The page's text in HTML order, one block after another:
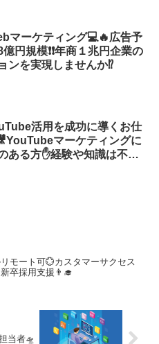
マーケティング💻🔥広告予
円規模❗❗年商１兆円企業の
ンを実現しませんか⁉️
活用を成功に導くお仕
マーケティングに
ある方✋経験や知識は不要
モート可💮カスタマーサクセス
卒採用支援👨‍🎓
当者🛸